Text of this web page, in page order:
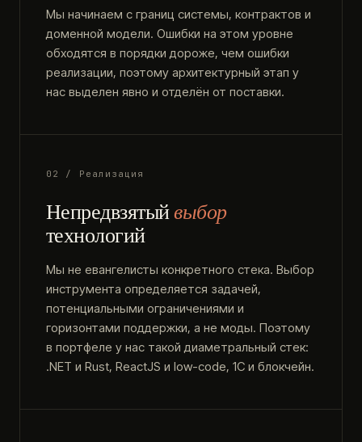
Мы начинаем с границ системы, контрактов и
доменной модели. Ошибки на этом уровне
обходятся в порядки дороже, чем ошибки
реализации, поэтому архитектурный этап у
нас выделен явно и отделён от поставки.
02 / Реализация
Непредвзятыйвыбор
технологий
Мы не евангелисты конкретного стека. Выбор
инструмента определяется задачей,
потенциальными ограничениями и
горизонтами поддержки, а не моды. Поэтому
в портфеле у нас такой диаметральный стек:
.NET и Rust, ReactJS и low-code, 1С и блокчейн.